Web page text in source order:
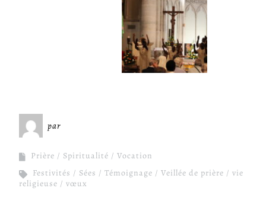
par
Prière Spiritualité
Vocation
Festivités
Sées Témoignage Veillée de prière
vie
religieuse
vœux